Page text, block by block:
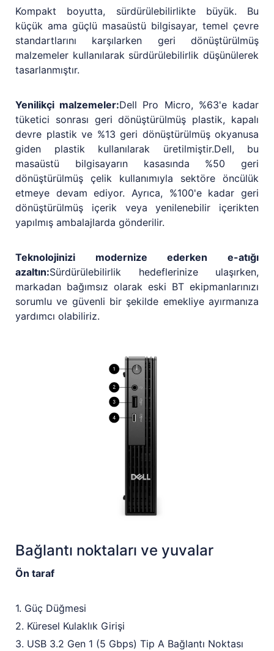
Kompakt boyutta, sürdürülebilirlikte büyük. Bu
küçük ama güçlü masaüstü bilgisayar, temel çevre
standartlarını karşılarken geri dönüştürülmüş
malzemeler kullanılarak sürdürülebilirlik düşünülerek
tasarlanmıştır.
Yenilikçi malzemeler:Dell Pro Micro, %63'e kadar
tüketici sonrası geri dönüştürülmüş plastik, kapalı
devre plastik ve %13 geri dönüştürülmüş okyanusa
giden plastik kullanılarak üretilmiştir.Dell, bu
masaüstü bilgisayarın kasasında %50 geri
dönüştürülmüş çelik kullanımıyla sektöre öncülük
etmeye devam ediyor. Ayrıca, %100'e kadar geri
dönüştürülmüş içerik veya yenilenebilir içerikten
yapılmış ambalajlarda gönderilir.
Teknolojinizi modernize ederken e-atığı
azaltın:Sürdürülebilirlik hedeflerinize ulaşırken,
markadan bağımsız olarak eski BT ekipmanlarınızı
sorumlu ve güvenli bir şekilde emekliye ayırmanıza
yardımcı olabiliriz.
Bağlantı noktaları ve yuvalar
Ön taraf
1. Güç Düğmesi
2. Küresel Kulaklık Girişi
3. USB 3.2 Gen 1 (5 Gbps) Tip A Bağlantı Noktası